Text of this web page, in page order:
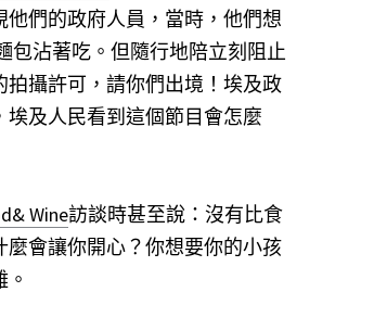
們的政府人員，當時，他們想
包沾著吃。但隨行地陪立刻阻止
攝許可，請你們出境！埃及政
及人民看到這個節目會怎麼
Wine訪談時甚至說：沒有比食
會讓你開心？你想要你的小孩